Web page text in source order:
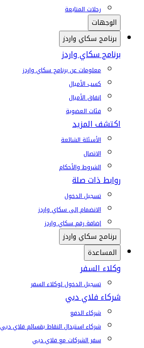
رحلات المتابعة
الوجهات
برنامج سكاي واردز
برنامج سكاي واردز
معلومات عن برنامج سكاي واردز
كسب الأميال
إنفاق الأميال
فئات العضوية
اكتشف المزيد
الأسئلة الشائعة
الاتصال
الشروط والأحكام
روابط ذات صلة
تسجيل الدخول
الانضمام إلى سكاي واردز
إضافة رقم سكاي واردز
برنامج سكاي واردز
المساعدة
وكلاء السفر
تسجيل الدخول لوكلاء السفر
شركاء فلاي دبي
شركاء الدفع
شركاء استبدال النقاط بقسائم فلاي دبي
سفر الشركات مع فلاي دبي